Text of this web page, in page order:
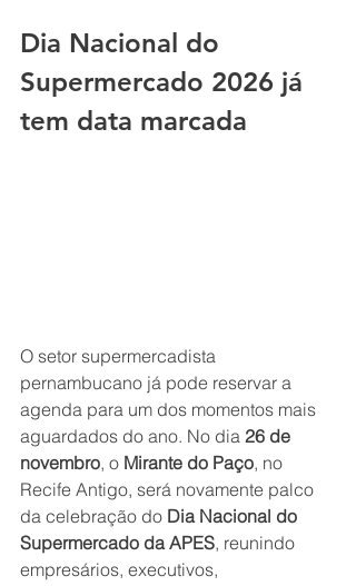
Dia Nacional do
Supermercado 2026 já
tem data marcada
O setor supermercadista
pernambucano já pode reservar a
agenda para um dos momentos mais
aguardados do ano. No dia 26 de
novembro, o Mirante do Paço, no
Recife Antigo, será novamente palco
da celebração do Dia Nacional do
Supermercado da APES, reunindo
empresários, executivos,